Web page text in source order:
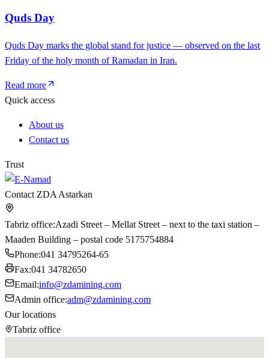
Quds Day
Quds Day marks the global stand for justice — observed on the last
Friday of the holy month of Ramadan in Iran.
Read more
Quick access
About us
Contact us
Trust
Contact ZDA Astarkan
Tabriz office:Azadi Street – Mellat Street – next to the taxi station –
Maaden Building – postal code 5175754884
Phone:041 34795264-65
Fax:041 34782650
Email:info@zdamining.com
Admin office:adm@zdamining.com
Our locations
Tabriz office